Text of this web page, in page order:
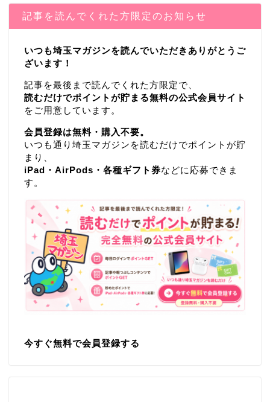
記事を読んでくれた方限定のお知らせ
いつも埼玉マガジンを読んでいただきありがとうご
ざいます！
記事を最後まで読んでくれた方限定で、
読むだけでポイントが貯まる無料の公式会員サイト
をご用意しています。
会員登録は無料・購入不要。
いつも通り埼玉マガジンを読むだけでポイントが貯
まり、
iPad・AirPods・各種ギフト券などに応募できま
す。
今すぐ無料で会員登録する